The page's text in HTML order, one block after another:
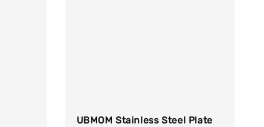
UBMOM Stainless Steel Plate